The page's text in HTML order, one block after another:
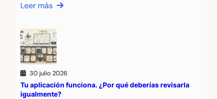
Leer más
30 julio 2026
Tu aplicación funciona. ¿Por qué deberías revisarla
igualmente?